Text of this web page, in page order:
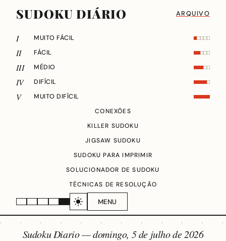
SUDOKU DIÁRIO ARQUIVO
MENU
I MUITO FÁCIL
II FÁCIL
III MÉDIO
IV DIFÍCIL
V
MUITO DIFÍCIL
CONEXÕES
KILLER SUDOKU
JIGSAW SUDOKU
SUDOKU PARA IMPRIMIR
SOLUCIONADOR DE SUDOKU
TÉCNICAS DE RESOLUÇÃO
Sudoku Diario —domingo, 5 de julho de 2026